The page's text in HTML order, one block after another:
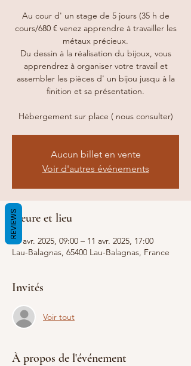
Au cour d' un stage de 5 jours (35 h de
cours/680 € venez apprendre à travailler les
métaux précieux.
Du dessin à la réalisation du bijoux, vous
apprendrez à organiser votre travail et
assembler les pièces d' un bijou jusqu à la
finition et sa présentation.
Aucun billet en vente
Voir d'autres événements
Heure et lieu
07 avr. 2025, 09:00 – 11 avr. 2025, 17:00
Lau-Balagnas, 65400 Lau-Balagnas, France
Invités
Voir tout
À propos de l'événement
REVIEWS